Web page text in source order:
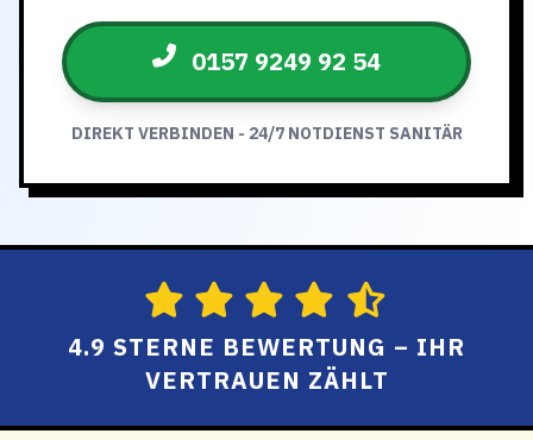
0157 9249 92 54
DIREKT VERBINDEN - 24/7 NOTDIENST SANITÄR
4.9 STERNE BEWERTUNG – IHR
VERTRAUEN ZÄHLT